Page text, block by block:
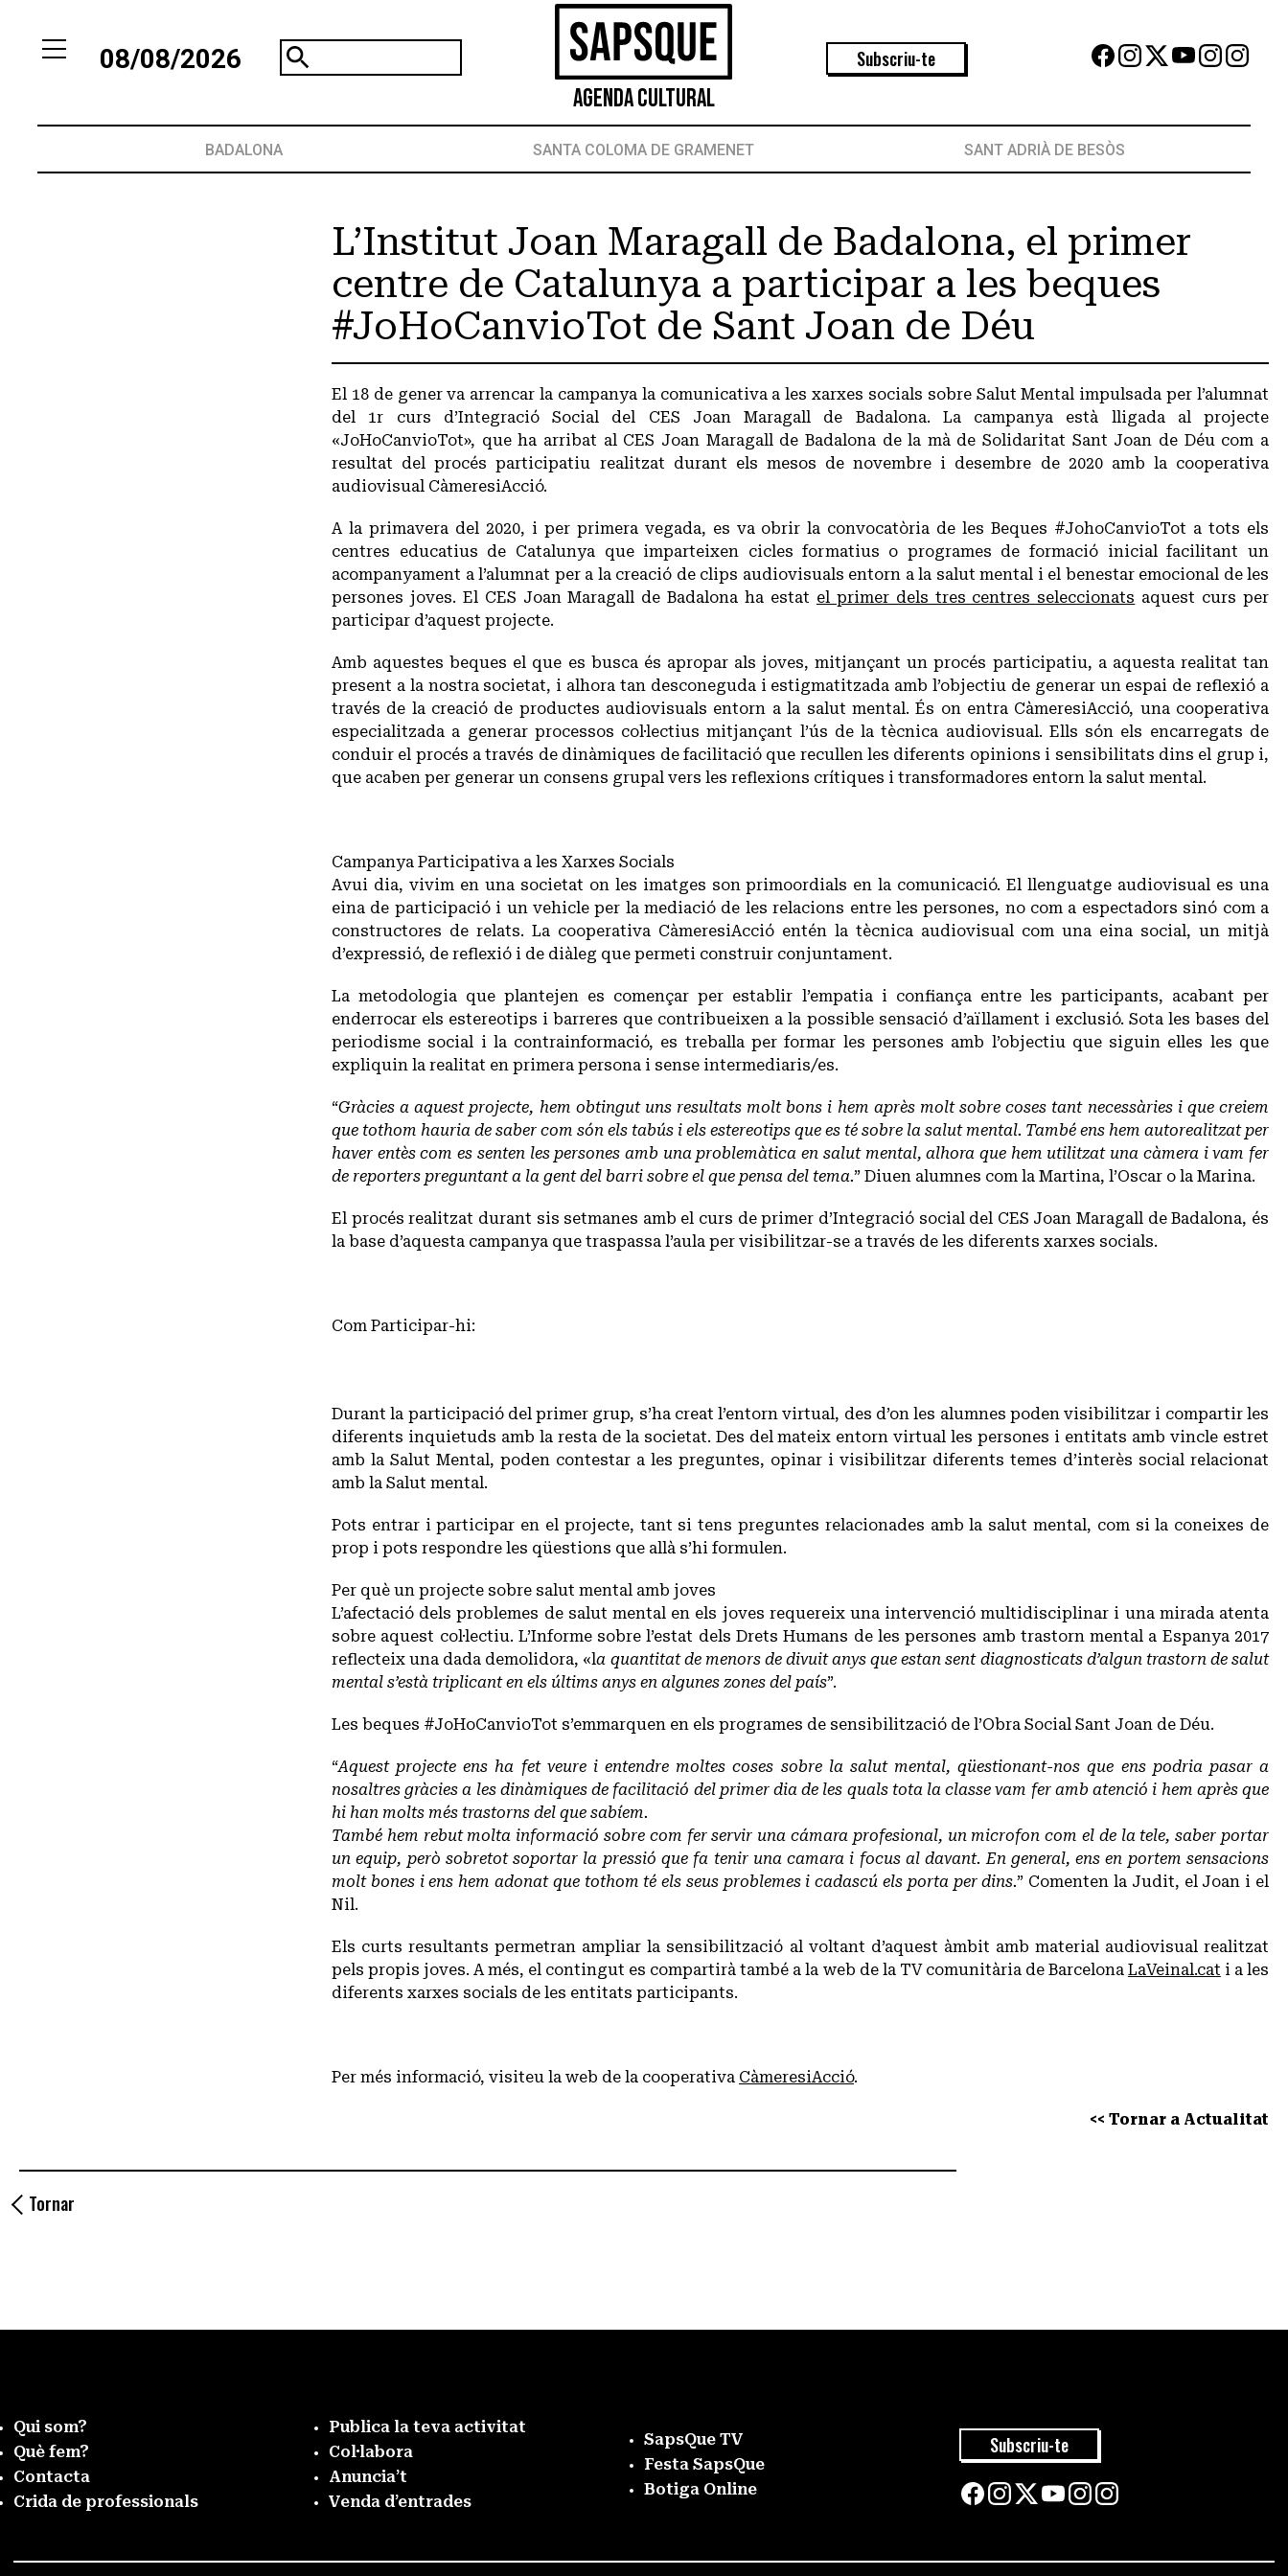
08/08/2026
Agenda Cultural
Subscriu-te
BADALONA SANTA COLOMA DE GRAMENET SANT ADRIÀ DE BESÒS
L’Institut Joan Maragall de Badalona, el primer
centre de Catalunya a participar a les beques
#JoHoCanvioTot de Sant Joan de Déu
El 18 de gener va arrencar la campanya la comunicativa a les xarxes socials sobre Salut Mental impulsada per l’alumnat
del 1r curs d’Integració Social del CES Joan Maragall de Badalona. La campanya està lligada al projecte
«JoHoCanvioTot», que ha arribat al CES Joan Maragall de Badalona de la mà de Solidaritat Sant Joan de Déu com a
resultat del procés participatiu realitzat durant els mesos de novembre i desembre de 2020 amb la cooperativa
audiovisual CàmeresiAcció.
A la primavera del 2020, i per primera vegada, es va obrir la convocatòria de les Beques #JohoCanvioTot a tots els
centres educatius de Catalunya que imparteixen cicles formatius o programes de formació inicial facilitant un
acompanyament a l’alumnat per a la creació de clips audiovisuals entorn a la salut mental i el benestar emocional de les
persones joves. El CES Joan Maragall de Badalona ha estat el primer dels tres centres seleccionats aquest curs per
participar d’aquest projecte.
Amb aquestes beques el que es busca és apropar als joves, mitjançant un procés participatiu, a aquesta realitat tan
present a la nostra societat, i alhora tan desconeguda i estigmatitzada amb l’objectiu de generar un espai de reflexió a
través de la creació de productes audiovisuals entorn a la salut mental. És on entra CàmeresiAcció, una cooperativa
especialitzada a generar processos col·lectius mitjançant l’ús de la tècnica audiovisual. Ells són els encarregats de
conduir el procés a través de dinàmiques de facilitació que recullen les diferents opinions i sensibilitats dins el grup i,
que acaben per generar un consens grupal vers les reflexions crítiques i transformadores entorn la salut mental.
Campanya Participativa a les Xarxes Socials
Avui dia, vivim en una societat on les imatges son primoordials en la comunicació. El llenguatge audiovisual es una
eina de participació i un vehicle per la mediació de les relacions entre les persones, no com a espectadors sinó com a
constructores de relats. La cooperativa CàmeresiAcció entén la tècnica audiovisual com una eina social, un mitjà
d’expressió, de reflexió i de diàleg que permeti construir conjuntament.
La metodologia que plantejen es començar per establir l’empatia i confiança entre les participants, acabant per
enderrocar els estereotips i barreres que contribueixen a la possible sensació d’aïllament i exclusió. Sota les bases del
periodisme social i la contrainformació, es treballa per formar les persones amb l’objectiu que siguin elles les que
expliquin la realitat en primera persona i sense intermediaris/es.
“Gràcies a aquest projecte, hem obtingut uns resultats molt bons i hem après molt sobre coses tant necessàries i que creiem
que tothom hauria de saber com són els tabús i els estereotips que es té sobre la salut mental. També ens hem autorealitzat per
haver entès com es senten les persones amb una problemàtica en salut mental, alhora que hem utilitzat una càmera i vam fer
de reporters preguntant a la gent del barri sobre el que pensa del tema.” Diuen alumnes com la Martina, l’Oscar o la Marina.
El procés realitzat durant sis setmanes amb el curs de primer d’Integració social del CES Joan Maragall de Badalona, és
la base d’aquesta campanya que traspassa l’aula per visibilitzar-se a través de les diferents xarxes socials.
Com Participar-hi:
Durant la participació del primer grup, s’ha creat l’entorn virtual, des d’on les alumnes poden visibilitzar i compartir les
diferents inquietuds amb la resta de la societat. Des del mateix entorn virtual les persones i entitats amb vincle estret
amb la Salut Mental, poden contestar a les preguntes, opinar i visibilitzar diferents temes d’interès social relacionat
amb la Salut mental.
Pots entrar i participar en el projecte, tant si tens preguntes relacionades amb la salut mental, com si la coneixes de
prop i pots respondre les qüestions que allà s’hi formulen.
Per què un projecte sobre salut mental amb joves
L’afectació dels problemes de salut mental en els joves requereix una intervenció multidisciplinar i una mirada atenta
sobre aquest col·lectiu. L’Informe sobre l’estat dels Drets Humans de les persones amb trastorn mental a Espanya 2017
reflecteix una dada demolidora, «la quantitat de menors de divuit anys que estan sent diagnosticats d’algun trastorn de salut
mental s’està triplicant en els últims anys en algunes zones del país”.
Les beques #JoHoCanvioTot s’emmarquen en els programes de sensibilització de l’Obra Social Sant Joan de Déu.
“Aquest projecte ens ha fet veure i entendre moltes coses sobre la salut mental, qüestionant-nos que ens podria pasar a
nosaltres gràcies a les dinàmiques de facilitació del primer dia de les quals tota la classe vam fer amb atenció i hem après que
hi han molts més trastorns del que sabíem.
També hem rebut molta informació sobre com fer servir una cámara profesional, un microfon com el de la tele, saber portar
un equip, però sobretot soportar la pressió que fa tenir una camara i focus al davant. En general, ens en portem sensacions
molt bones i ens hem adonat que tothom té els seus problemes i cadascú els porta per dins.” Comenten la Judit, el Joan i el
Nil.
Els curts resultants permetran ampliar la sensibilització al voltant d’aquest àmbit amb material audiovisual realitzat
pels propis joves. A més, el contingut es compartirà també a la web de la TV comunitària de Barcelona LaVeinal.cat i a les
diferents xarxes socials de les entitats participants.
Per més informació, visiteu la web de la cooperativa CàmeresiAcció.
<< Tornar a Actualitat
Tornar
Qui som?
Què fem?
Contacta
Crida de professionals
Publica la teva activitat
Col·labora
Anuncia’t
Venda d’entrades
SapsQue TV
Festa SapsQue
Botiga Online
Subscriu-te